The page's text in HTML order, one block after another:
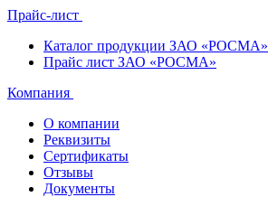
Прайс-лист
Каталог продукции ЗАО «РОСМА»
Прайс лист ЗАО «РОСМА»
Компания
О компании
Реквизиты
Сертификаты
Отзывы
Документы